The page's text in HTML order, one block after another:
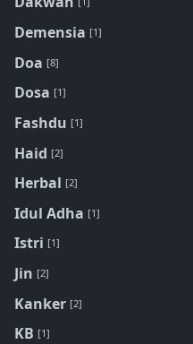
Demensia [1]
Doa [8]
Dosa [1]
Fashdu [1]
Haid [2]
Herbal [2]
Idul Adha [1]
Istri [1]
Jin [2]
Kanker [2]
KB [1]